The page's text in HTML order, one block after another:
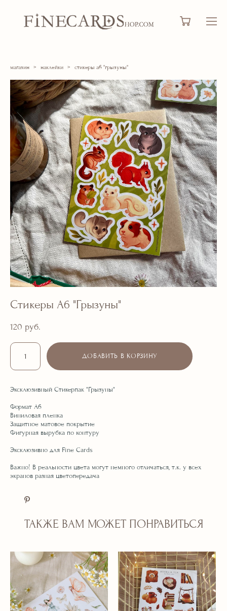
магазин > наклейки > стикеры а6 "грызуны"
Стикеры А6 "Грызуны"
120 pуб.
ДОБАВИТЬ В КОРЗИНУ
Эксклюзивный Стикерпак "Грызуны"
Формат А6
Виниловая пленка
Защитное матовое покрытие
Фигурная вырубка по контуру
Эксклюзивно для Fine Cards
Важно! В реальности цвета могут немного отличаться, т.к. у всех
экранов разная цветопередача
ТАКЖЕ ВАМ МОЖЕТ ПОНРАВИТЬСЯ